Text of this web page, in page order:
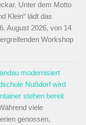
Unter dem Motto
Klein“ lädt das
August 2026, von 14
Workshop
modernisiert
Nußdorf wird
stehen bereit
viele
genossen,